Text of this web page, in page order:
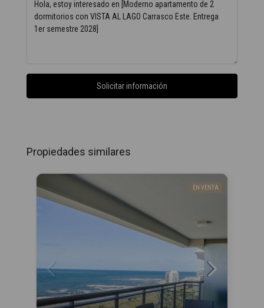
Solicitar información
Propiedades similares
EN VENTA